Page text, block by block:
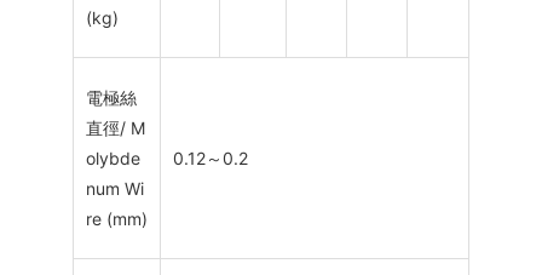
(kg)
電極絲
直徑/ M
olybde
num Wi
re (mm)
0.12～0.2